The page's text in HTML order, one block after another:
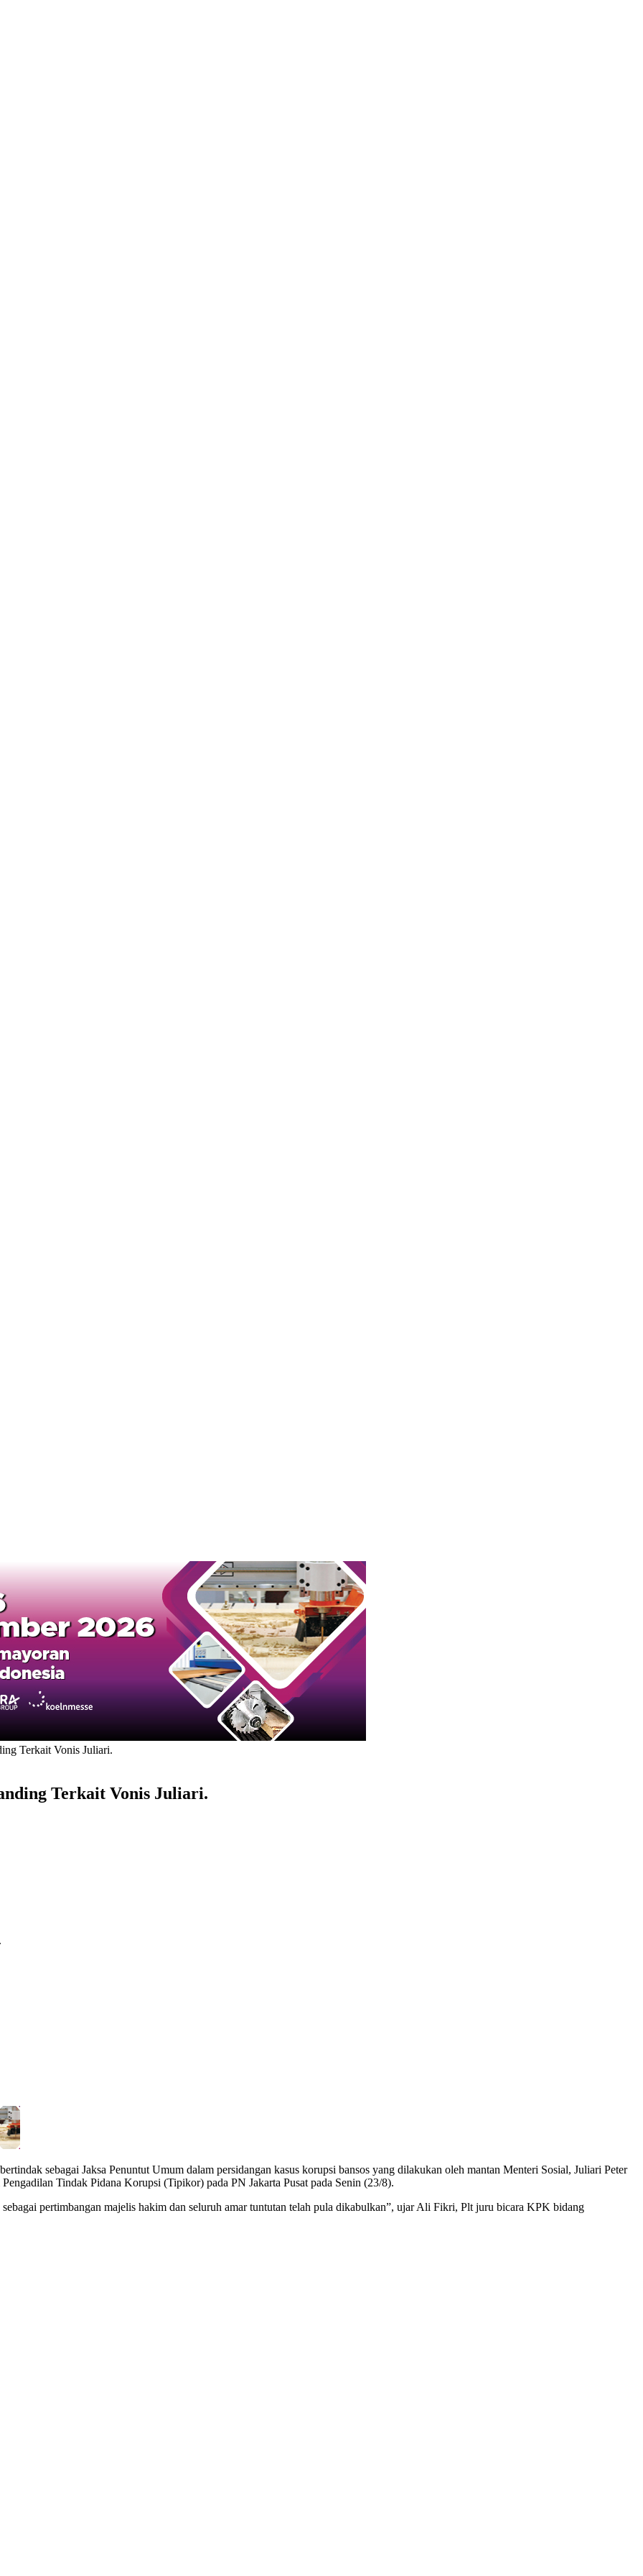
Terkait Vonis Juliari.
Terkait Vonis Juliari.
sebagai Jaksa Penuntut Umum dalam persidangan kasus korupsi bansos yang dilakukan oleh mantan Menteri Sosial, Juliari Peter
Tindak Pidana Korupsi (Tipikor) pada PN Jakarta Pusat pada Senin (23/8).
pertimbangan majelis hakim dan seluruh amar tuntutan telah pula dikabulkan”, ujar Ali Fikri, Plt juru bicara KPK bidang